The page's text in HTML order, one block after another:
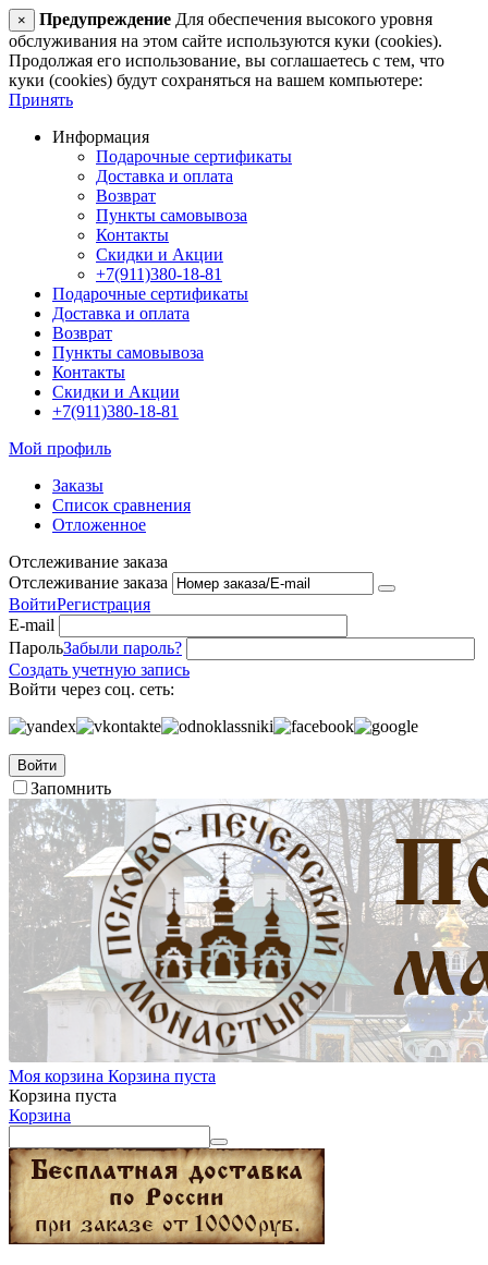
× Предупреждение Для обеспечения высокого уровня
обслуживания на этом сайте используются куки (cookies).
Продолжая его использование, вы соглашаетесь с тем, что
куки (cookies) будут сохраняться на вашем компьютере:
Принять
Информация
Подарочные сертификаты
Доставка и оплата
Возврат
Пункты самовывоза
Контакты
Скидки и Акции
+7(911)380-18-81
Подарочные сертификаты
Доставка и оплата
Возврат
Пункты самовывоза
Контакты
Скидки и Акции
+7(911)380-18-81
Мой профиль
Заказы
Список сравнения
Отложенное
Отслеживание заказа
Отслеживание заказа
ВойтиРегистрация
E-mail
ПарольЗабыли пароль?
Создать учетную запись
Войти через соц. сеть:
Войти
Запомнить
Моя корзина Корзина пуста
Корзина пуста
Корзина